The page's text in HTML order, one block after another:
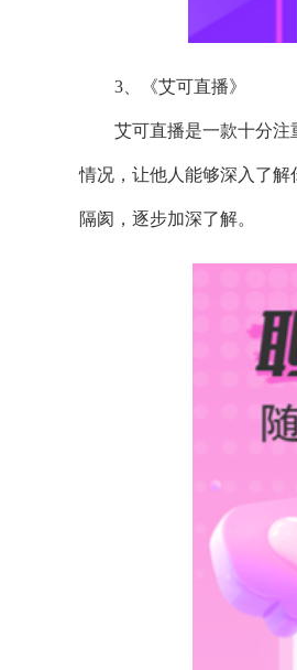
3、《艾可直播》
艾可直播是一款十分注
情况，让他人能够深入了
隔阂，逐步加深了解。